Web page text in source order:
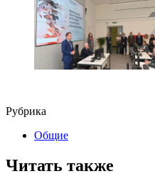
Рубрика
Общие
Читать также